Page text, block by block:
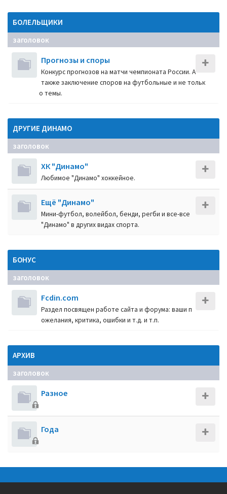
БОЛЕЛЬЩИКИ
заголовок
Прогнозы и споры
Конкурс прогнозов на матчи чемпионата России. А
также заключение споров на футбольные и не тольк
о темы.
ДРУГИЕ ДИНАМО
заголовок
ХК "Динамо"
Любимое "Динамо" хоккейное.
Ещё "Динамо"
Мини-футбол, волейбол, бенди, регби и все-все
"Динамо" в других видах спорта.
БОНУС
заголовок
Fcdin.com
Раздел посвящен работе сайта и форума: ваши п
ожелания, критика, ошибки и т.д. и т.п.
АРХИВ
заголовок
Разное
Года